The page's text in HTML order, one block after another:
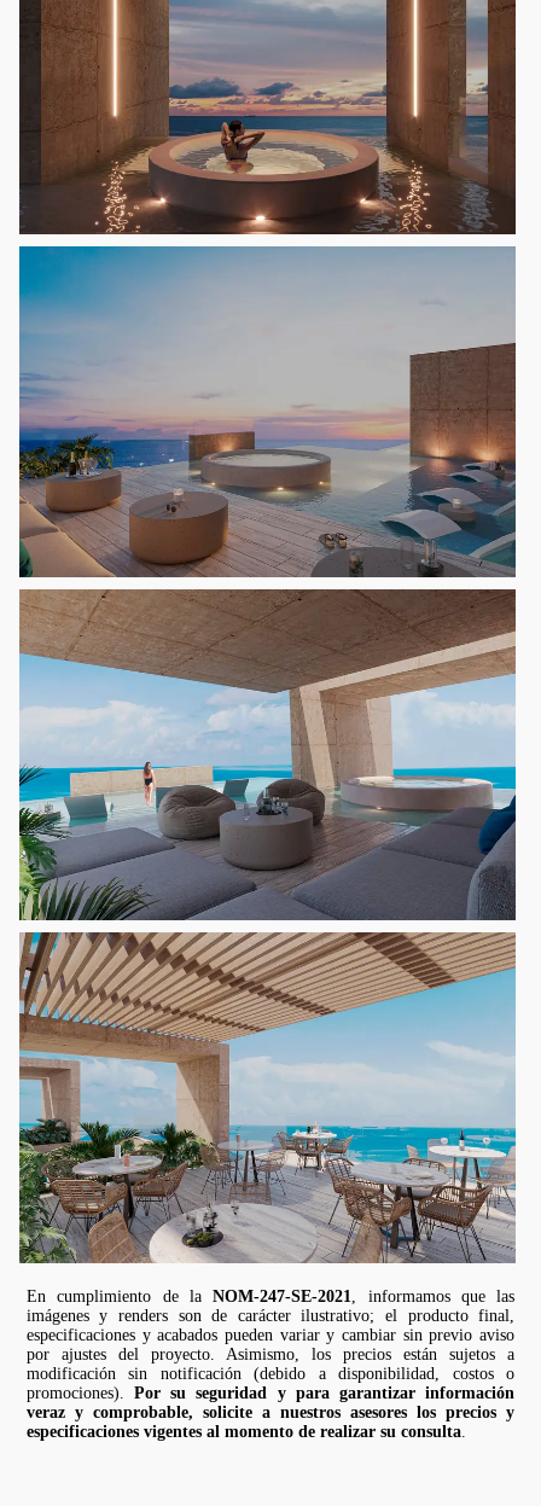
En cumplimiento de laNOM-247-SE-2021, informamos que las
imágenes y renders son de carácter ilustrativo; el producto final,
especificaciones y acabados pueden variar y cambiar sin previo aviso
por ajustes del proyecto. Asimismo, los precios están sujetos a
modificación sin notificación (debido a disponibilidad, costos o
promociones).Por su seguridad y para garantizar información
veraz y comprobable, solicite a nuestros asesores los precios y
especificaciones vigentes al momento de realizar su consulta.